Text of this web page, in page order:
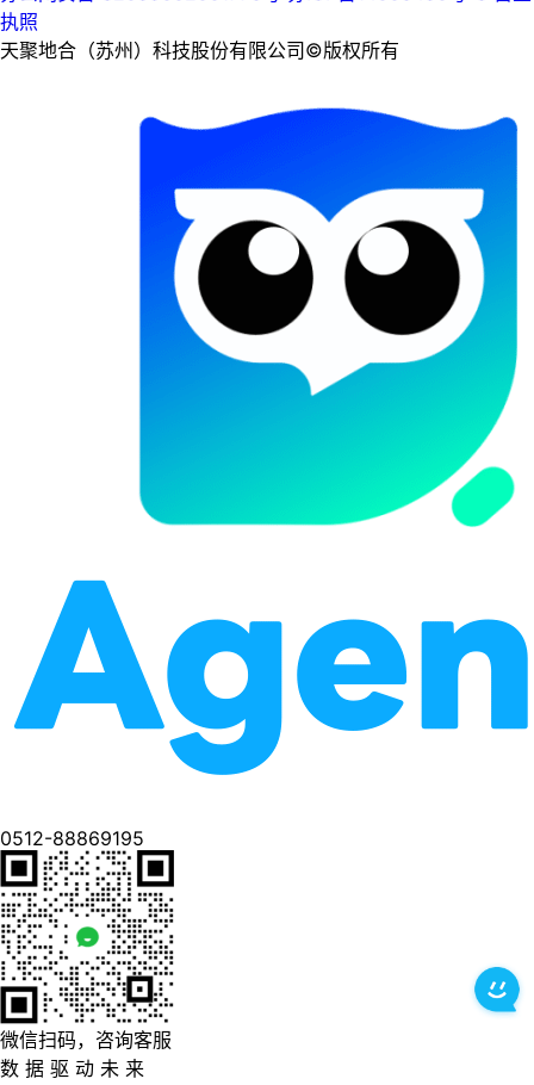
执照
天聚地合（苏州）科技股份有限公司©版权所有
0512-88869195
微信扫码，咨询客服
数 据 驱 动 未 来